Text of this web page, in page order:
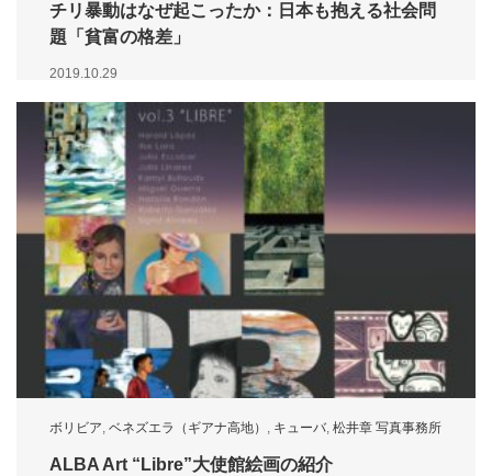
チリ暴動はなぜ起こったか：日本も抱える社会問
題「貧富の格差」
2019.10.29
ボリビア, ベネズエラ（ギアナ高地） , キューバ, 松井章 写真事務所
ALBA Art “Libre”大使館絵画の紹介